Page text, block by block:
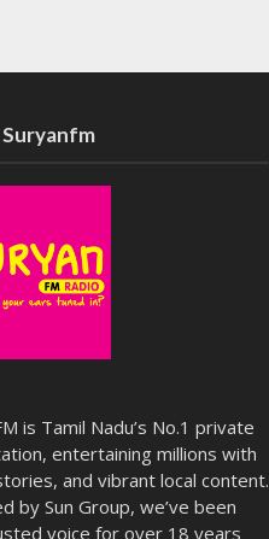
is Tamil Nadu’s No.1 private
entertaining millions with
and vibrant local content.
by Sun Group, we’ve been
voice for over 18 years